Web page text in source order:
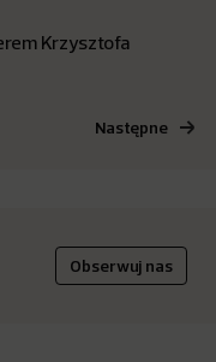
Krzysztofa
Następne
Obserwuj nas